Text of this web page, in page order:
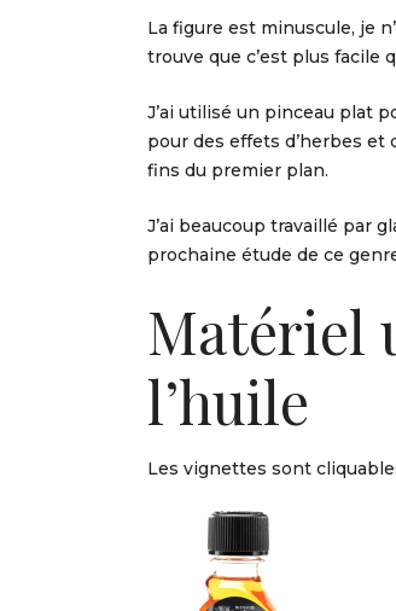
La figure est minuscule, je
trouve que c’est plus facile
J’ai utilisé un pinceau plat
pour des effets d’herbes et
fins du premier plan.
J’ai beaucoup travaillé par
prochaine étude de ce
Matériel
l’huile
Les vignettes sont